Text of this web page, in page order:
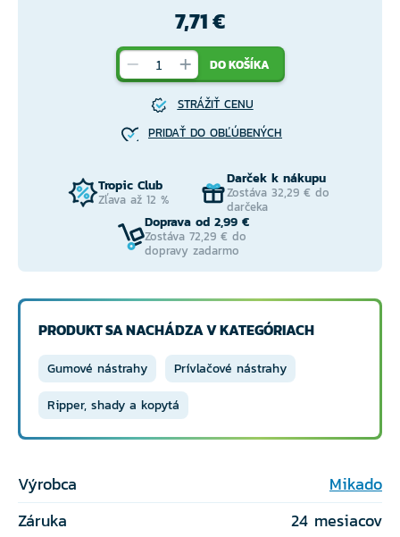
7,71 €
DO KOŠÍKA
STRÁŽIŤ CENU
PRIDAŤ DO OBĽÚBENÝCH
Tropic Club
Zľava až 12 %
Darček k nákupu
Zostáva 32,29 € do
darčeka
Doprava od 2,99 €
Zostáva 72,29 € do
dopravy zadarmo
PRODUKT SA NACHÁDZA V KATEGÓRIACH
Gumové nástrahy
Prívlačové nástrahy
Ripper, shady a kopytá
Výrobca
Mikado
Záruka
24 mesiacov